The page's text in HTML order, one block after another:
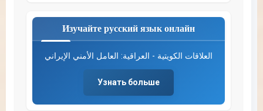
Изучайте русский язык онлайн
العلاقات الكويتية - العراقية: العامل الأمني الإيراني
Узнать больше